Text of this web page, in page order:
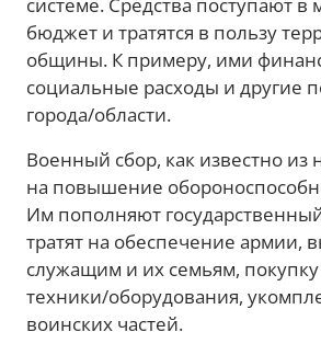
системе. Средства поступают в
бюджет и тратятся в пользу
общины. К примеру, ими
социальные расходы и другие
города/области.
Военный сбор, как известно из
на повышение
Им пополняют
тратят на обеспечение армии,
служащим и их семьям,
техники/оборудования,
воинских частей.